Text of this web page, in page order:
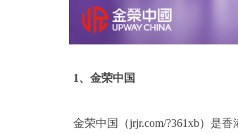
1、金荣中国
金荣中国（jrjr.com/?361xb）是